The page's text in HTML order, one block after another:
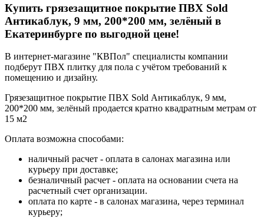
Купить грязезащитное покрытие ПВХ Sold
Антикаблук, 9 мм, 200*200 мм, зелёный в
Екатеринбурге по выгодной цене!
В интернет-магазине "КВПол" специалисты компании
подберут ПВХ плитку для пола с учётом требований к
помещению и дизайну.
Грязезащитное покрытие ПВХ Sold Антикаблук, 9 мм,
200*200 мм, зелёный продается кратно квадратным метрам от
15 м2
Оплата возможна способами:
наличный расчет - оплата в салонах магазина или
курьеру при доставке;
безналичный расчет - оплата на основании счета на
расчетный счет организации.
оплата по карте - в салонах магазина, через терминал
курьеру;